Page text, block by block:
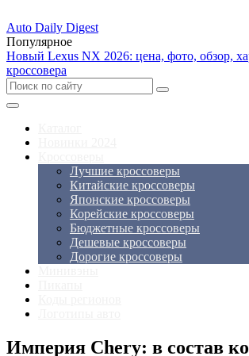
Auto Daily Digest
Популярное
Новый Lexus NX 2026: цена, фото, обзор,
кроссовера
Лучшие кроссоверы
Китайские кроссоверы
Японские кроссоверы
Корейские кроссоверы
Бюджетные кроссоверы
Дешевые кроссоверы
Дорогие кроссоверы
Империя Chery: в состав